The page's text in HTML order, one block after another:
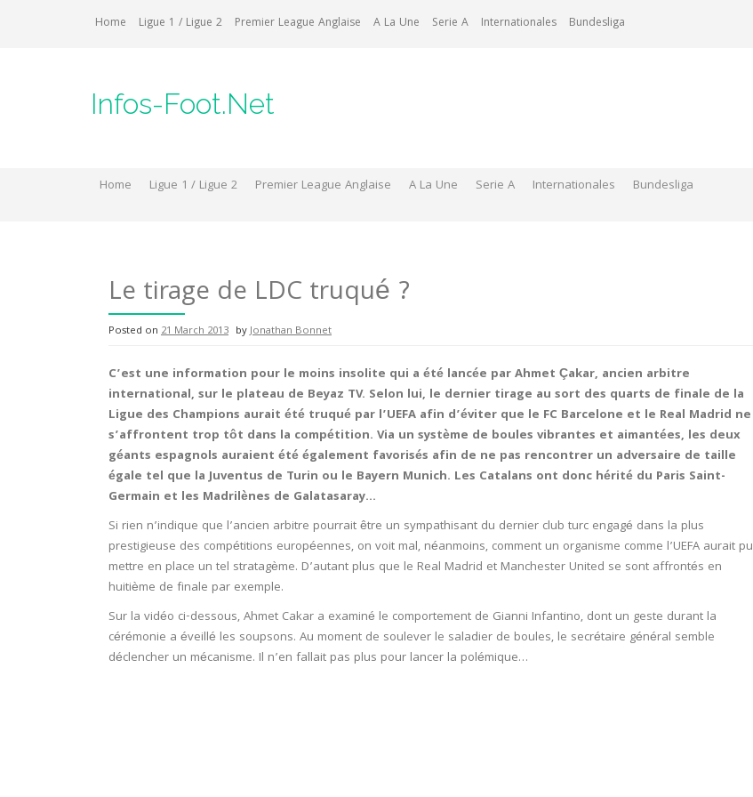
Home Ligue 1 / Ligue 2 Premier League Anglaise A La Une Serie A Internationales Bundesliga
Infos-Foot.Net
Home Ligue 1 / Ligue 2 Premier League Anglaise A La Une Serie A Internationales Bundesliga
Le tirage de LDC truqué ?
Posted on 21 March 2013 byJonathan Bonnet
C’est une information pour le moins insolite qui a été lancée par Ahmet Çakar, ancien arbitre
international, sur le plateau de Beyaz TV. Selon lui, le dernier tirage au sort des quarts de finale de la
Ligue des Champions aurait été truqué par l’UEFA afin d’éviter que le FC Barcelone et le Real Madrid ne
s’affrontent trop tôt dans la compétition. Via un système de boules vibrantes et aimantées, les deux
géants espagnols auraient été également favorisés afin de ne pas rencontrer un adversaire de taille
égale tel que la Juventus de Turin ou le Bayern Munich. Les Catalans ont donc hérité du Paris Saint-
Germain et les Madrilènes de Galatasaray…
Si rien n’indique que l’ancien arbitre pourrait être un sympathisant du dernier club turc engagé dans la plus
prestigieuse des compétitions européennes, on voit mal, néanmoins, comment un organisme comme l’UEFA aurait pu
mettre en place un tel stratagème. D’autant plus que le Real Madrid et Manchester United se sont affrontés en
huitième de finale par exemple.
Sur la vidéo ci-dessous, Ahmet Cakar a examiné le comportement de Gianni Infantino, dont un geste durant la
cérémonie a éveillé les soupsons. Au moment de soulever le saladier de boules, le secrétaire général semble
déclencher un mécanisme. Il n’en fallait pas plus pour lancer la polémique…